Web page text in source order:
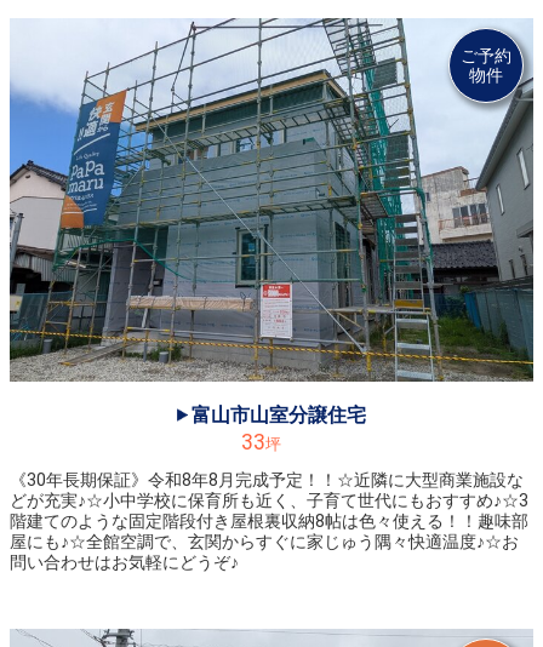
2024.08.24
◆滑川市田中新町平屋、価格が改定になりました。この機会にぜひ、お問合せください♪
2024.08.11
◆お盆期間中も見学していただけます。ご予約、お問合せお気軽にどうぞ♪ ※8/14㊌は定休日です。
2024.07.22
2024.07.12
◆富山市呉羽分譲住宅は御成約になりました。ありがとうございました！
2024.05.01
◆黒部市前沢北分譲住宅は御成約になりました。ありがとうございました！
2024.04.28
◆水橋畠等花井分譲住宅は御成約になりました。ありがとうございました！
2023.12.29
◆富山市つばめ野モデルハウスは御成約になりました。ありがとうございました！
ご予約
物件
富山市山室分譲住宅
33坪
《30年長期保証》令和8年8月完成予定！！☆近隣に大型商業施設な
どが充実♪☆小中学校に保育所も近く、子育て世代にもおすすめ♪☆3
階建てのような固定階段付き屋根裏収納8帖は色々使える！！趣味部
屋にも♪☆全館空調で、玄関からすぐに家じゅう隅々快適温度♪☆お
問い合わせはお気軽にどうぞ♪